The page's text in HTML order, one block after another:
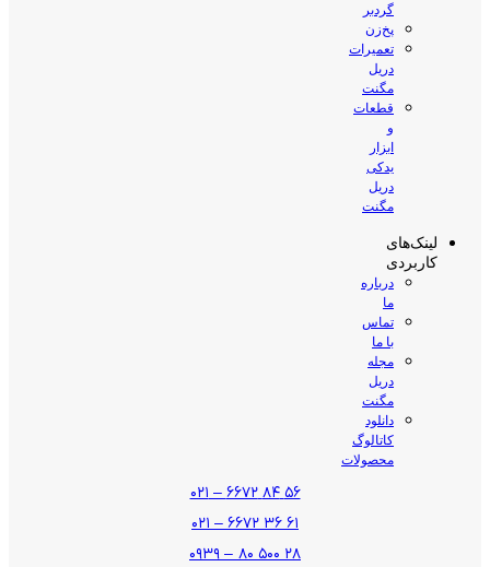
گردبر
پخ‌زن
تعمیرات
دریل
مگنت
قطعات
و
ابزار
یدکی
دریل
مگنت
لینک‌های
کاربردی
درباره
ما
تماس
با ما
مجله
دریل
مگنت
دانلود
کاتالوگ
محصولات
۵۶ ۸۴ ۶۶۷۲ – ۰۲۱
۶۱ ۳۶ ۶۶۷۲ – ۰۲۱
۲۸ ۵۰۰ ۸۰ – ۰۹۳۹